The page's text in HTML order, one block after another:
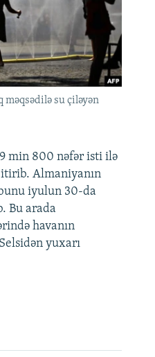
su çiləyən
min 800 nəfər isti ilə
itirib. Almaniyanın
iyulun 30-da
Bu arada
havanın
yuxarı